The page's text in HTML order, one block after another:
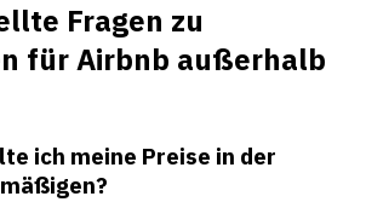
Fragen zu
für Airbnb außerhalb
ich meine Preise in der